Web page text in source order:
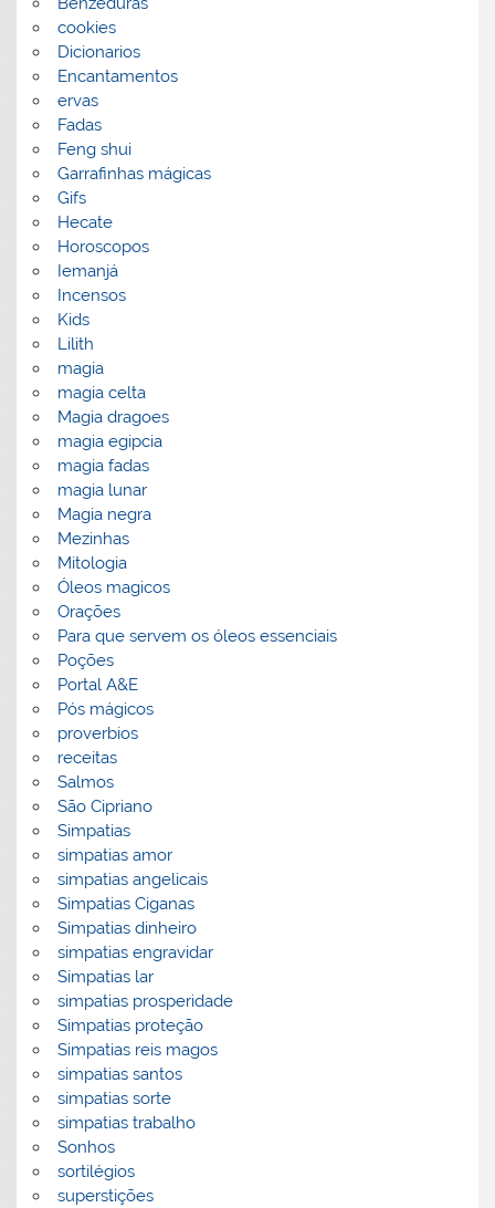
cookies
Dicionarios
Encantamentos
ervas
Fadas
Feng shui
Garrafinhas mágicas
Gifs
Hecate
Horoscopos
Iemanjá
Incensos
Kids
Lilith
magia
magia celta
Magia dragoes
magia egipcia
magia fadas
magia lunar
Magia negra
Mezinhas
Mitologia
Óleos magicos
Orações
Para que servem os óleos essenciais
Poções
Portal A&E
Pós mágicos
proverbios
receitas
Salmos
São Cipriano
Simpatias
simpatias amor
simpatias angelicais
Simpatias Ciganas
Simpatias dinheiro
simpatias engravidar
Simpatias lar
simpatias prosperidade
Simpatias proteção
Simpatias reis magos
simpatias santos
simpatias sorte
simpatias trabalho
Sonhos
sortilégios
superstições